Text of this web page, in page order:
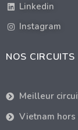
Linkedin
Instagram
NOS CIRCUITS
Meilleur
Vietnam